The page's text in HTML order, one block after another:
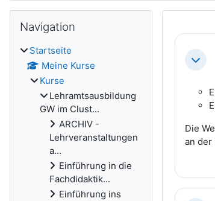
Die
an der
Blöcke
Navigation
Startseite
Meine Kurse
Kurse
Lehramtsausbildung
GW im Clust...
ARCHIV -
Lehrveranstaltungen
a...
Einführung in die
Fachdidaktik...
Einführung ins